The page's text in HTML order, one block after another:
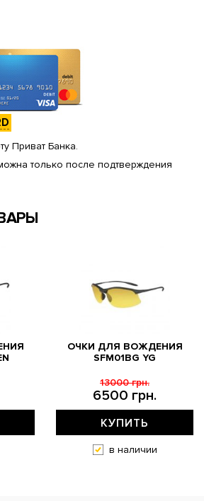
Приват Банка.
только после подтверждения
ОЧКИ ДЛЯ ВОЖДЕНИЯ
SFM01BG YG
6500 грн.
13000 грн.
КУПИТЬ
в наличии